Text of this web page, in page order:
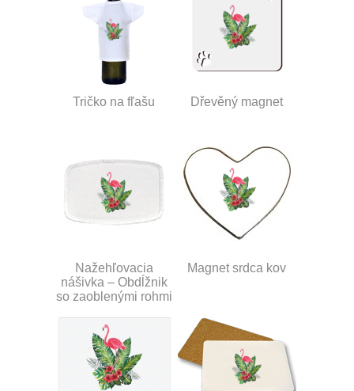
Tričko na fľašu Dřevěný magnet
Nažehľovacia
nášivka – Obdĺžnik
so zaoblenými rohmi
Magnet srdca kov